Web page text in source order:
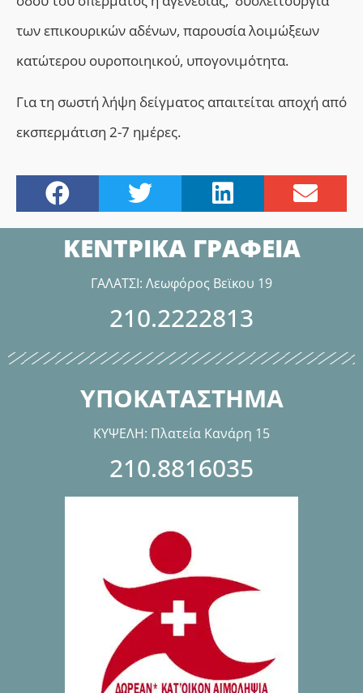
των επικουρικών αδένων, παρουσία λοιμώξεων
κατώτερου ουροποιηικού, υπογονιμότητα.
Για τη σωστή λήψη δείγματος απαιτείται αποχή από
εκσπερμάτιση 2-7 ημέρες.
ΚΕΝΤΡΙΚΑ ΓΡΑΦΕΙΑ
ΓΑΛΑΤΣΙ: Λεωφόρος Βεϊκου 19
210.2222813
ΥΠΟΚΑΤΑΣΤΗΜΑ
ΚΥΨΕΛΗ: Πλατεία Κανάρη 15
210.8816035